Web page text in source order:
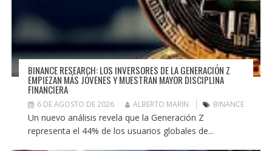
BINANCE RESEARCH: LOS INVERSORES DE LA GENERACIÓN Z
EMPIEZAN MÁS JÓVENES Y MUESTRAN MAYOR DISCIPLINA
FINANCIERA
6 DE AGOSTO DE 2026 ALBERTO MARIN BINANCE
Un nuevo análisis revela que la Generación Z
representa el 44% de los usuarios globales de...